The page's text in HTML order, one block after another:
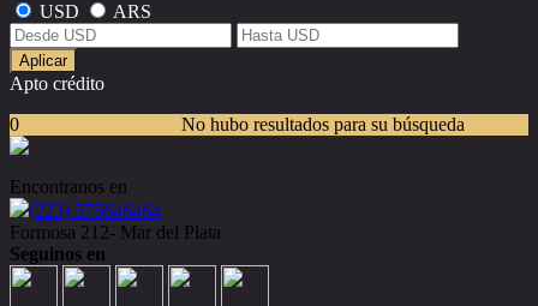
USD
ARS
Aplicar
Apto crédito
No hubo resultados para su búsqueda
0
Encontranos en
(223) 575646464
Formosa 212- Mar del Plata
Seguinos en